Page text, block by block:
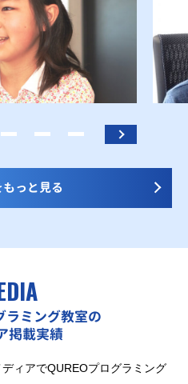
っと見る
ラミング教室の
掲載実績
ィアでQUREOプログラミング